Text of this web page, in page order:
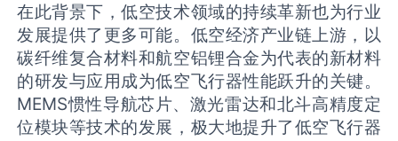
在此背景下，低空技术领域的持续革新也为行业
发展提供了更多可能。低空经济产业链上游，以
碳纤维复合材料和航空铝锂合金为代表的新材料
的研发与应用成为低空飞行器性能跃升的关键。
MEMS惯性导航芯片、激光雷达和北斗高精度定
位模块等技术的发展，极大地提升了低空飞行器